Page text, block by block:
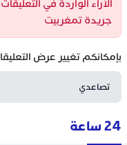
الآراء الواردة في
جريدة تمغربيت
بإمكانكم تغيير عرض
24 ساعة